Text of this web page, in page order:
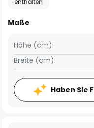
enthalten
Maße
Breite (cm):
Höhe (cm):
Haben Sie